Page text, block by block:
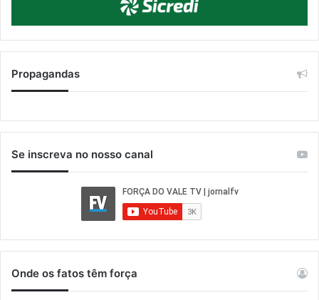
Propagandas
Se inscreva no nosso canal
Onde os fatos têm força